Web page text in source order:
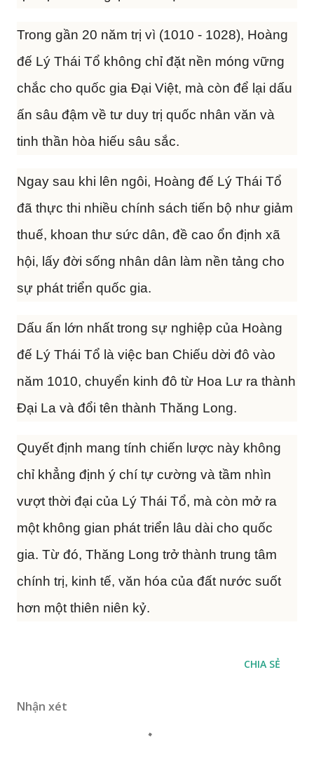
Trong gần 20 năm trị vì (1010 - 1028), Hoàng
đế Lý Thái Tổ không chỉ đặt nền móng vững
chắc cho quốc gia Đại Việt, mà còn để lại dấu
ấn sâu đậm về tư duy trị quốc nhân văn và
tinh thần hòa hiếu sâu sắc.
Ngay sau khi lên ngôi, Hoàng đế Lý Thái Tổ
đã thực thi nhiều chính sách tiến bộ như giảm
thuế, khoan thư sức dân, đề cao ổn định xã
hội, lấy đời sống nhân dân làm nền tảng cho
sự phát triển quốc gia.
Dấu ấn lớn nhất trong sự nghiệp của Hoàng
đế Lý Thái Tổ là việc ban Chiếu dời đô vào
năm 1010, chuyển kinh đô từ Hoa Lư ra thành
Đại La và đổi tên thành Thăng Long.
Quyết định mang tính chiến lược này không
chỉ khẳng định ý chí tự cường và tầm nhìn
vượt thời đại của Lý Thái Tổ, mà còn mở ra
một không gian phát triển lâu dài cho quốc
gia. Từ đó, Thăng Long trở thành trung tâm
chính trị, kinh tế, văn hóa của đất nước suốt
hơn một thiên niên kỷ.
CHIA SẺ
Nhận xét